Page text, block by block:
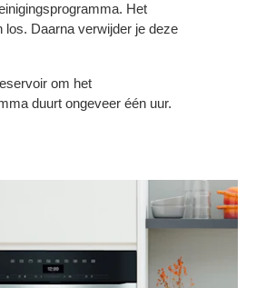
Het
Daarna verwijder je deze
om het
duurt ongeveer één uur.